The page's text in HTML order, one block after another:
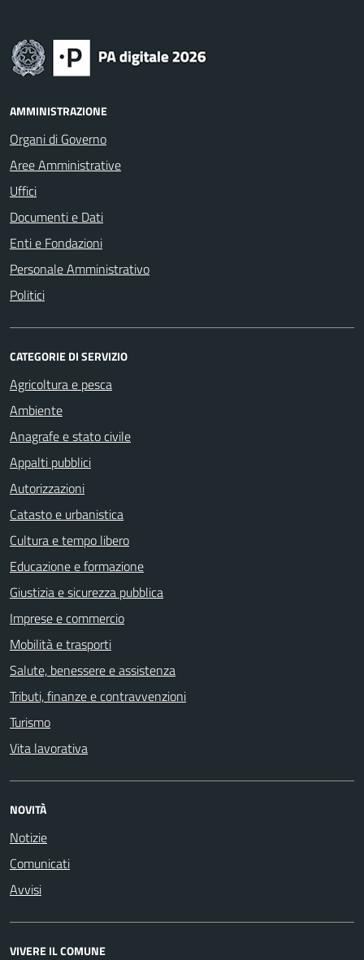
AMMINISTRAZIONE
Organi di Governo
Aree Amministrative
Uffici
Documenti e Dati
Enti e Fondazioni
Personale Amministrativo
Politici
CATEGORIE DI SERVIZIO
Agricoltura e pesca
Ambiente
Anagrafe e stato civile
Appalti pubblici
Autorizzazioni
Catasto e urbanistica
Cultura e tempo libero
Educazione e formazione
Giustizia e sicurezza pubblica
Imprese e commercio
Mobilità e trasporti
Salute, benessere e assistenza
Tributi, finanze e contravvenzioni
Turismo
Vita lavorativa
NOVITÀ
Notizie
Comunicati
Avvisi
VIVERE IL COMUNE